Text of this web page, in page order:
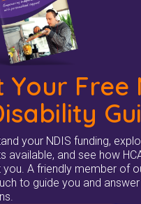
Your Free
your NDIS funding,
available, and see how
you. A friendly member of
to guide you and
بحث